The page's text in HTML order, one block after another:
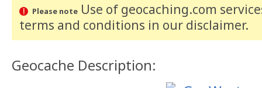
Please noteUse of geocaching.com
terms and conditions in our disclaimer.
Geocache Description: